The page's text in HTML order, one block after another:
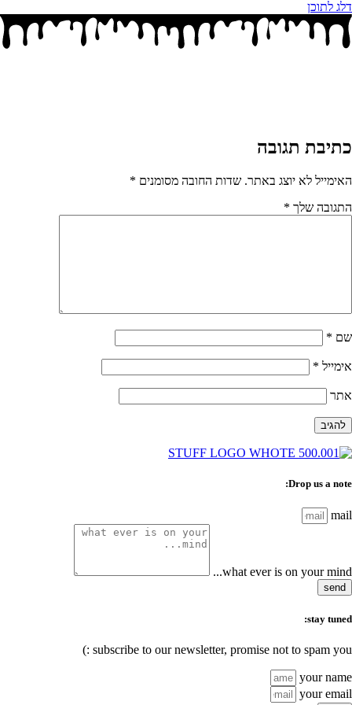
דלג לתוכן
כתיבת תגובה
האימייל לא יוצג באתר. שדות החובה מסומנים *
התגובה שלך *
שם *
אימייל *
אתר
Drop us a note:
mail
what ever is on your mind...
send
stay tuned:
subscribe to our newsletter, promise not to spam you :)
your name
your email